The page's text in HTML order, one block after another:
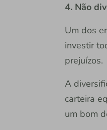
4. Não
Um dos
investir
prejuízos.
A
carteira
um bom